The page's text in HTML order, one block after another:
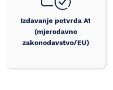
Izdavanje potvrda A1
(mjerodavno
zakonodavstvo/EU)